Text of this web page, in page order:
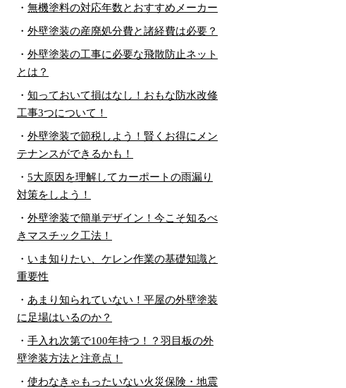
・ 無機塗料の対応年数とおすすめメーカー
・ 外壁塗装の産廃処分費と諸経費は必要？
・ 外壁塗装の工事に必要な飛散防止ネット
とは？
・ 知っておいて損はなし！おもな防水改修
工事3つについて！
・ 外壁塗装で節税しよう！賢くお得にメン
テナンスができるかも！
・ 5大原因を理解してカーポートの雨漏り
対策をしよう！
・ 外壁塗装で簡単デザイン！今こそ知るべ
きマスチック工法！
・ いま知りたい、ケレン作業の基礎知識と
重要性
・ あまり知られていない！平屋の外壁塗装
に足場はいるのか？
・ 手入れ次第で100年持つ！？羽目板の外
壁塗装方法と注意点！
・ 使わなきゃもったいない火災保険・地震